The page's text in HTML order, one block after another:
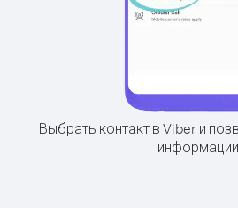
Выбрать контакт в Viber и
информации